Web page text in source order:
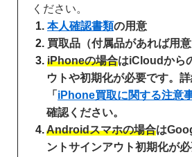
ください。
本人確認書類の用意
買取品（付属品があれば用意
iPhoneの場合はiCloudから
ウトや初期化が必要です。
「 iPhone買取に関する注意
確認ください。
Androidスマホの場合は
ントサインアウト初期化が